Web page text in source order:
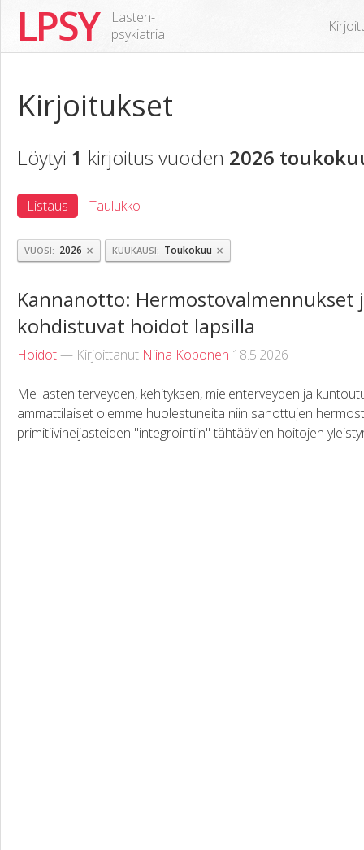
LPSY
Lasten-
psykiatria
Kirjoitukset
Löytyi 1 kirjoitus vuoden 2026
Listaus Taulukko
VUOSI 2026 × KUUKAUSI Toukokuu ×
Kannanotto:
kohdistuvat hoidot lapsilla
Hoidot— Kirjoittanut Niina Koponen 18.5.2026
Me lasten terveyden, kehityksen, mielenterveyden ja
ammattilaiset olemme huolestuneita niin sanottujen
primitiiviheijasteiden "integrointiin" tähtäävien hoitojen